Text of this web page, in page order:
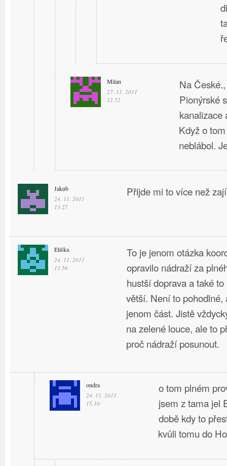
Milan
27. 11. 2011
12.52
Na
Pionýrské
kanalizace
Když o
neblábol.
Jakub
24. 11. 2011
13.27
Přijde mi to více než
Eliška
24. 11. 2011
13.56
To je jenom otázka
opravilo nádraží za
hustší doprava a také
větší. Není to pohodlné,
jenom část. Jistě
na zelené louce, ale to
proč nádraží posunout.
ondra
24. 11. 2011
15.10
o tom plném
jsem z tama jel
době kdy to
kvůli tomu do